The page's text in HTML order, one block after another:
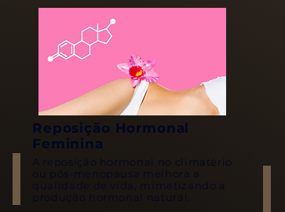
Reposição Hormonal
Feminina
A reposição hormonal no climatério
ou pós-menopausa melhora a
qualidade de vida, mimetizando a
produção hormonal natural.